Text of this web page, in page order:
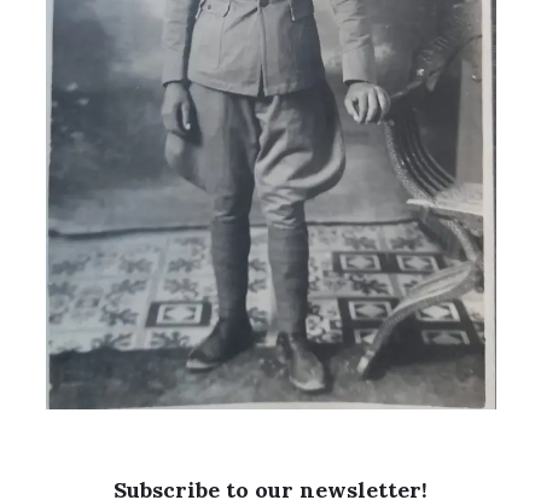
Subscribe to our newsletter!